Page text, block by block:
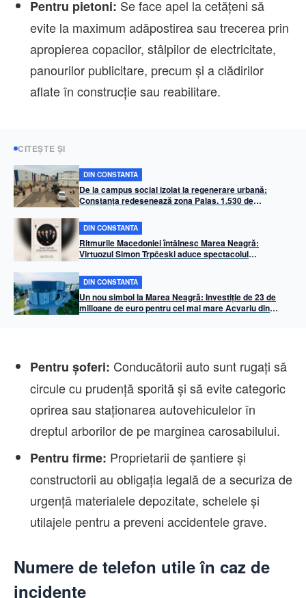
Pentru pietoni: Se face apel la cetățeni să
evite la maximum adăpostirea sau trecerea prin
apropierea copacilor, stâlpilor de electricitate,
panourilor publicitare, precum și a clădirilor
aflate în construcție sau reabilitare.
CITEȘTE ȘI
DIN CONSTANTA
De la campus social izolat la regenerare urbană:
Constanța redesenează zona Palas. 1.530 de
„ghetoizării”
DIN CONSTANTA
Ritmurile Macedoniei întâlnesc Marea Neagră:
Virtuozul Simon Trpčeski aduce spectacolul
DIN CONSTANTA
Un nou simbol la Marea Neagră: Investiție de 23 de
milioane de euro pentru cel mai mare Acvariu din
Pentru șoferi: Conducătorii auto sunt rugați să
circule cu prudență sporită și să evite categoric
oprirea sau staționarea autovehiculelor în
dreptul arborilor de pe marginea carosabilului.
Pentru firme: Proprietarii de șantiere și
constructorii au obligația legală de a securiza de
urgență materialele depozitate, schelele și
utilajele pentru a preveni accidentele grave.
Numere de telefon utile în caz de
incidente